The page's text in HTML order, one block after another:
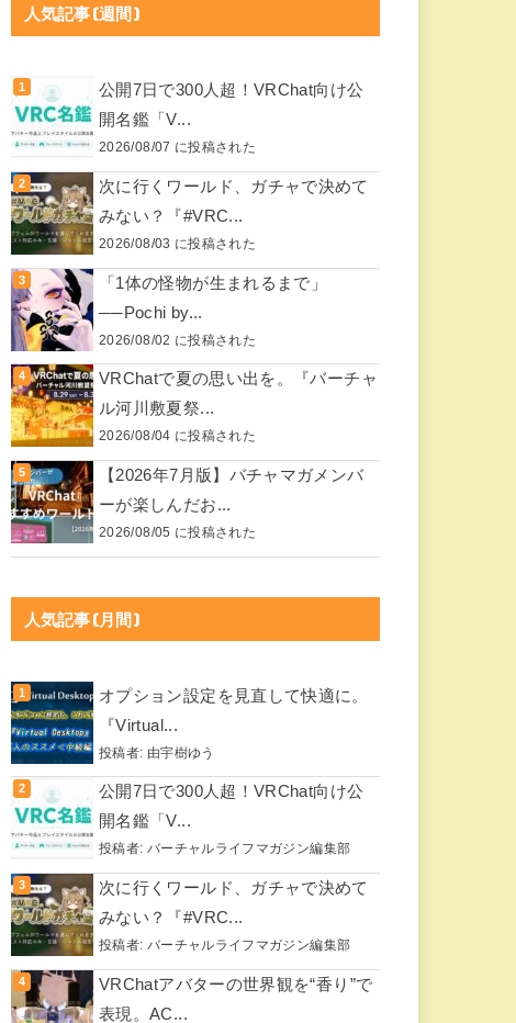
人気記事(週間)
公開7日で300人超！VRChat向け公
開名鑑「V...
2026/08/07 に投稿された
次に行くワールド、ガチャで決めて
みない？『#VRC...
2026/08/03 に投稿された
「1体の怪物が生まれるまで」
──Pochi by...
2026/08/02 に投稿された
VRChatで夏の思い出を。『バーチャ
ル河川敷夏祭...
2026/08/04 に投稿された
【2026年7月版】バチャマガメンバ
ーが楽しんだお...
2026/08/05 に投稿された
人気記事(月間)
オプション設定を見直して快適に。
『Virtual...
投稿者: 由宇樹ゆう
公開7日で300人超！VRChat向け公
開名鑑「V...
投稿者: バーチャルライフマガジン編集部
次に行くワールド、ガチャで決めて
みない？『#VRC...
投稿者: バーチャルライフマガジン編集部
VRChatアバターの世界観を“香り”で
表現。AC...